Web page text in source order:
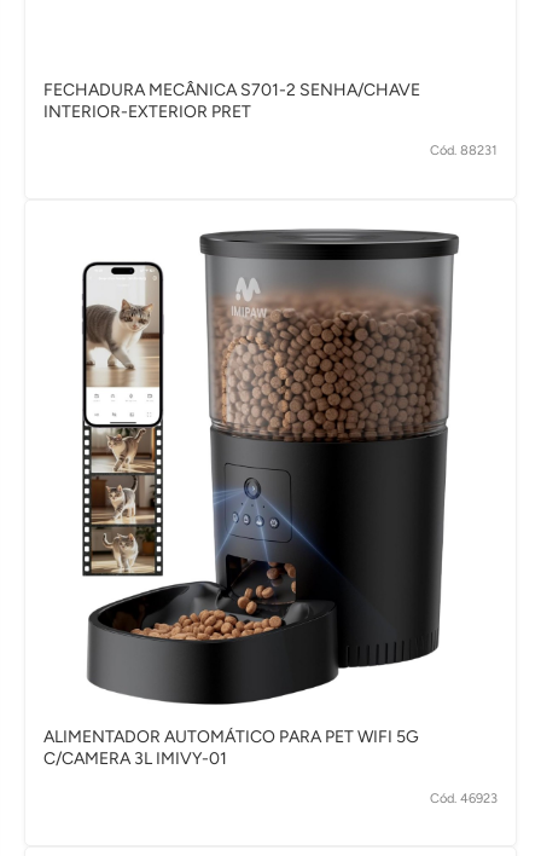
FECHADURA MECÂNICA S701-2 SENHA/CHAVE
INTERIOR-EXTERIOR PRET
Cód. 88231
ALIMENTADOR AUTOMÁTICO PARA PET WIFI 5G
C/CAMERA 3L IMIVY-01
Cód. 46923